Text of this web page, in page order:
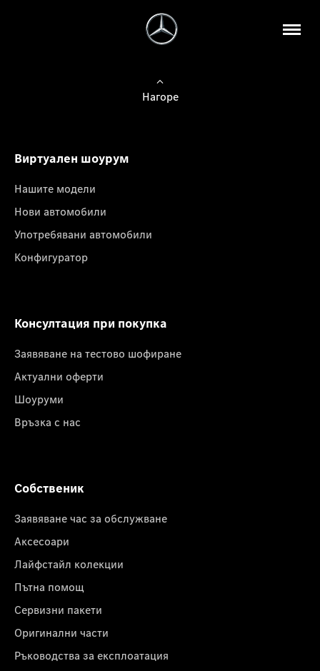
Нагоре
Виртуален шоурум
Нашите модели
Нови автомобили
Употребявани автомобили
Конфигуратор
Консултация при покупка
Заявяване на тестово шофиране
Актуални оферти
Шоуруми
Връзка с нас
Собственик
Заявяване час за обслужване
Аксесоари
Лайфстайл колекции
Пътна помощ
Сервизни пакети
Оригинални части
Ръководства за експлоатация